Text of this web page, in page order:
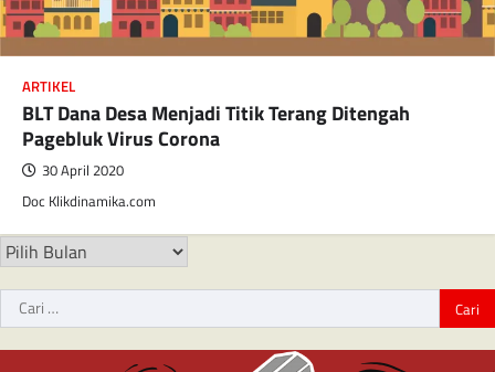
ARTIKEL
BLT Dana Desa Menjadi Titik Terang Ditengah
Pagebluk Virus Corona
30 April 2020
Doc Klikdinamika.com